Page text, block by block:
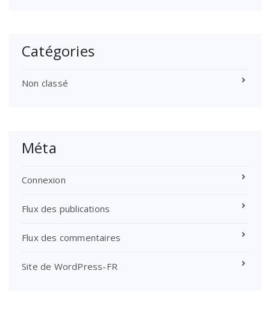
Catégories
Non classé
Méta
Connexion
Flux des publications
Flux des commentaires
Site de WordPress-FR